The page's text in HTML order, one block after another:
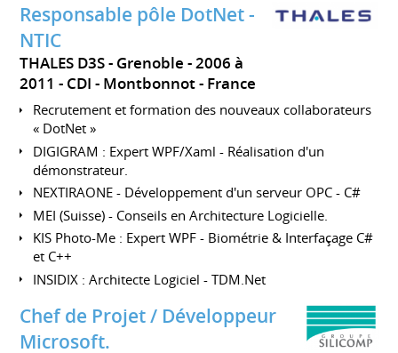
Responsable pôle DotNet -
NTIC
THALES D3S - Grenoble
2006 à
2011 CDI Montbonnot France
Recrutement et formation des nouveaux collaborateurs
« DotNet »
DIGIGRAM : Expert WPF/Xaml - Réalisation d'un
démonstrateur.
NEXTIRAONE - Développement d'un serveur OPC - C#
MEI (Suisse) - Conseils en Architecture Logicielle.
KIS Photo-Me : Expert WPF - Biométrie & Interfaçage C#
et C++
INSIDIX : Architecte Logiciel - TDM.Net
Chef de Projet / Développeur
Microsoft.